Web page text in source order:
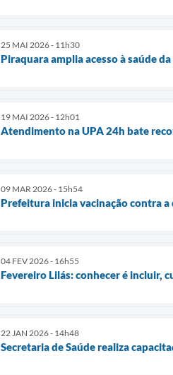
25 MAI 2026 - 11h30
Piraquara amplia acesso à saúde
19 MAI 2026 - 12h01
Atendimento na UPA 24h bate
09 MAR 2026 - 15h54
Prefeitura inicia vacinação contra
04 FEV 2026 - 16h55
Fevereiro Lilás: conhecer é incluir,
22 JAN 2026 - 14h48
Secretaria de Saúde realiza